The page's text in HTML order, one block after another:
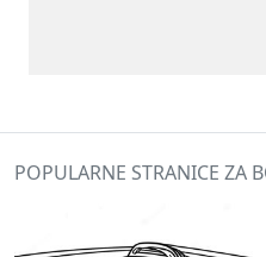
POPULARNE STRANICE ZA